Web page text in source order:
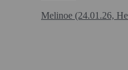
Melinoe (24.01.26,